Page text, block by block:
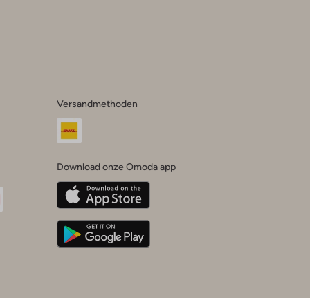
Versandmethoden
Download onze Omoda app